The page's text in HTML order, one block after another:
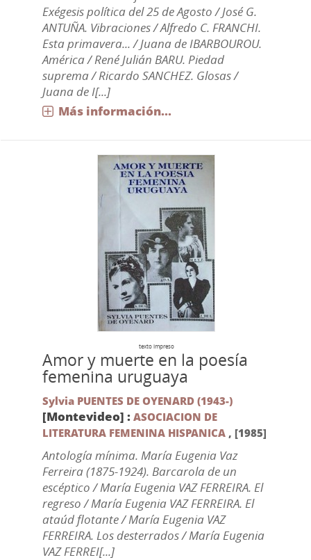
Exégesis política del 25 de Agosto / José G.
ANTUÑA. Vibraciones / Alfredo C. FRANCHI.
Esta primavera... / Juana de IBARBOUROU.
América / René Julián BARU. Piedad
suprema / Ricardo SANCHEZ. Glosas /
Juana de I[...]
Más información...
texto impreso
Amor y muerte en la poesía
femenina uruguaya
Sylvia PUENTES DE OYENARD (1943-)
[Montevideo] : ASOCIACION DE
LITERATURA FEMENINA HISPANICA, [1985]
Antología mínima. María Eugenia Vaz
Ferreira (1875-1924). Barcarola de un
escéptico / María Eugenia VAZ FERREIRA. El
regreso / María Eugenia VAZ FERREIRA. El
ataúd flotante / María Eugenia VAZ
FERREIRA. Los desterrados / María Eugenia
VAZ FERREI[...]